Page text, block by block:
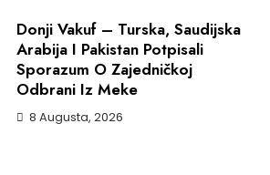
Donji Vakuf – Turska, Saudijska
Arabija I Pakistan Potpisali
Sporazum O Zajedničkoj
Odbrani Iz Meke
8 Augusta, 2026